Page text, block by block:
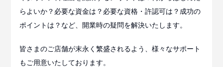
らよいか？必要な資金は？必要な資格・許認可は？成功の
ポイントは？など、開業時の疑問を解決いたします。
皆さまのご店舗が末永く繁盛されるよう、様々なサポート
もご用意いたしております。